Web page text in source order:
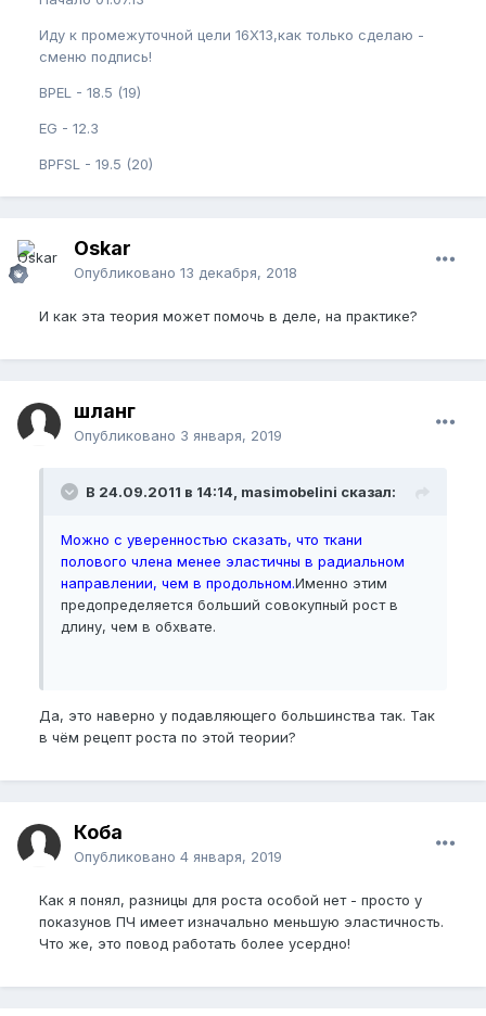
Иду к промежуточной цели 16Х13,как только сделаю -
сменю подпись!
BPEL - 18.5 (19)
EG - 12.3
BPFSL - 19.5 (20)
Oskar
Опубликовано 13 декабря, 2018
И как эта теория может помочь в деле, на практике?
шланг
Опубликовано 3 января, 2019
В 24.09.2011 в 14:14, masimobelini сказал:
Можно с уверенностью сказать, что ткани
полового члена менее эластичны в радиальном
направлении, чем в продольном.Именно этим
предопределяется больший совокупный рост в
длину, чем в обхвате.
Да, это наверно у подавляющего большинства так. Так
в чём рецепт роста по этой теории?
Коба
Опубликовано 4 января, 2019
Как я понял, разницы для роста особой нет - просто у
показунов ПЧ имеет изначально меньшую эластичность.
Что же, это повод работать более усердно!